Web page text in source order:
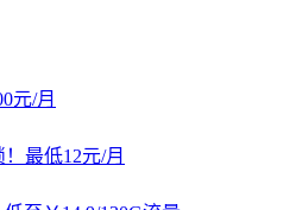
元/月
最低12元/月